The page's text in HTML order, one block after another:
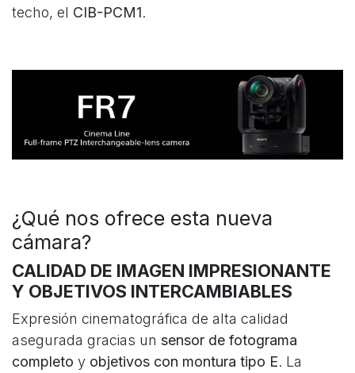
techo, el CIB-PCM1.
¿Qué nos ofrece esta nueva
cámara?
CALIDAD DE IMAGEN IMPRESIONANTE
Y OBJETIVOS INTERCAMBIABLES
Expresión cinematográfica de alta calidad
asegurada gracias un sensor de fotograma
completo y objetivos con montura tipo E. La